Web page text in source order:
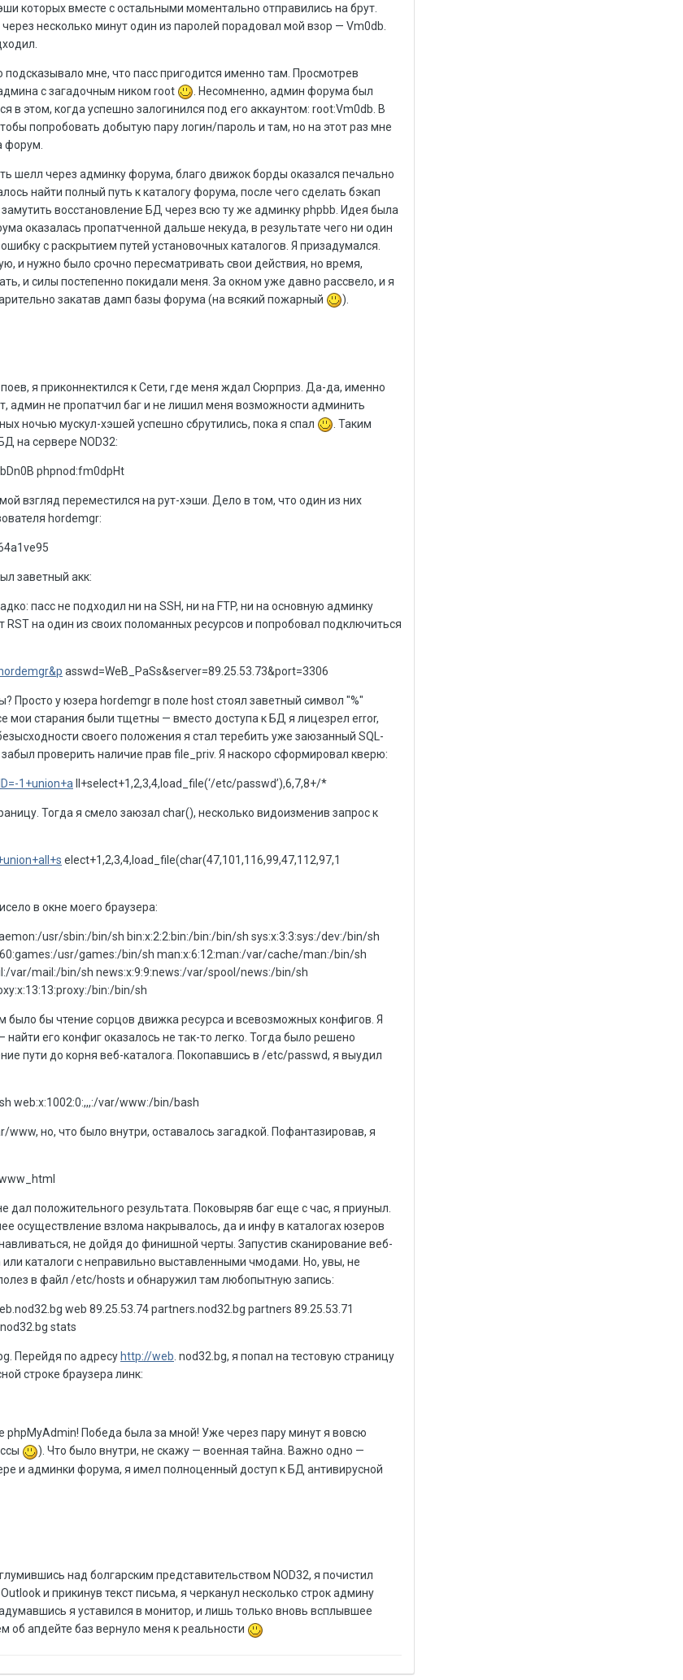
которых вместе с остальными моментально отправились на брут.
несколько минут один из паролей порадовал мой взор — Vm0db.
мне, что пасс пригодится именно там. Просмотрев
с загадочным ником root
. Несомненно, админ форума был
в этом, когда успешно залогинился под его аккаунтом: root:Vm0db. В
попробовать добытую пару логин/пароль и там, но на этот раз мне
форум.
шелл через админку форума, благо движок борды оказался печально
найти полный путь к каталогу форума, после чего сделать бэкап
замутить восстановление БД через всю ту же админку phpbb. Идея была
оказалась пропатченной дальше некуда, в результате чего ни один
с раскрытием путей установочных каталогов. Я призадумался.
и нужно было срочно пересматривать свои действия, но время,
и силы постепенно покидали меня. За окном уже давно рассвело, и я
закатав дамп базы форума (на всякий пожарный
).
я приконнектился к Сети, где меня ждал Сюрприз. Да-да, именно
админ не пропатчил баг и не лишил меня возможности админить
ночью мускул-хэшей успешно сбрутились, пока я спал
. Таким
на сервере NOD32:
phpnod:fm0dpHt
взгляд переместился на рут-хэши. Дело в том, что один из них
hordemgr:
заветный акк:
пасс не подходил ни на SSH, ни на FTP, ни на основную админку
RST на один из своих поломанных ресурсов и попробовал подключиться
asswd=WeB_PaSs&server=89.25.53.73&port=3306
Просто у юзера hordemgr в поле host стоял заветный символ "%"
мои старания были тщетны — вместо доступа к БД я лицезрел еrrоr,
своего положения я стал теребить уже заюзанный SQL-
проверить наличие прав file_priv. Я наскоро сформировал кверю:
1+union+a ll+select+1,2,3,4,load_file(‘/etc/passwd’),6,7,8+/*
Тогда я смело заюзал char(), несколько видоизменив запрос к
elect+1,2,3,4,load_file(char(47,101,116,99,47,112,97,1
в окне моего браузера:
usr/sbin:/bin/sh bin:x:2:2:bin:/bin:/bin/sh sys:x:3:3:sys:/dev:/bin/sh
usr/games:/bin/sh man:x:6:12:man:/var/cache/man:/bin/sh
var/mail:/bin/sh news:x:9:9:news:/var/spool/news:/bin/sh
bin:/bin/sh
было бы чтение сорцов движка ресурса и всевозможных конфигов. Я
его конфиг оказалось не так-то легко. Тогда было решено
пути до корня веб-каталога. Покопавшись в /etc/passwd, я выудил
web:x:1002:0:,,,:/var/www:/bin/bash
но, что было внутри, оставалось загадкой. Пофантазировав, я
дал положительного результата. Поковыряв баг еще с час, я приуныл.
осуществление взлома накрывалось, да и инфу в каталогах юзеров
не дойдя до финишной черты. Запустив сканирование веб-
каталоги с неправильно выставленными чмодами. Но, увы, не
в файл /etc/hosts и обнаружил там любопытную запись:
web 89.25.53.74 partners.nod32.bg partners 89.25.53.71
stats
Перейдя по адресу http://web . nod32.bg, я попал на тестовую страницу
строке браузера линк:
phpMyAdmin! Победа была за мной! Уже через пару минут я вовсю
). Что было внутри, не скажу — военная тайна. Важно одно —
и админки форума, я имел полноценный доступ к БД антивирусной
над болгарским представительством NOD32, я почистил
и прикинув текст письма, я черканул несколько строк админу
я уставился в монитор, и лишь только вновь всплывшее
апдейте баз вернуло меня к реальности